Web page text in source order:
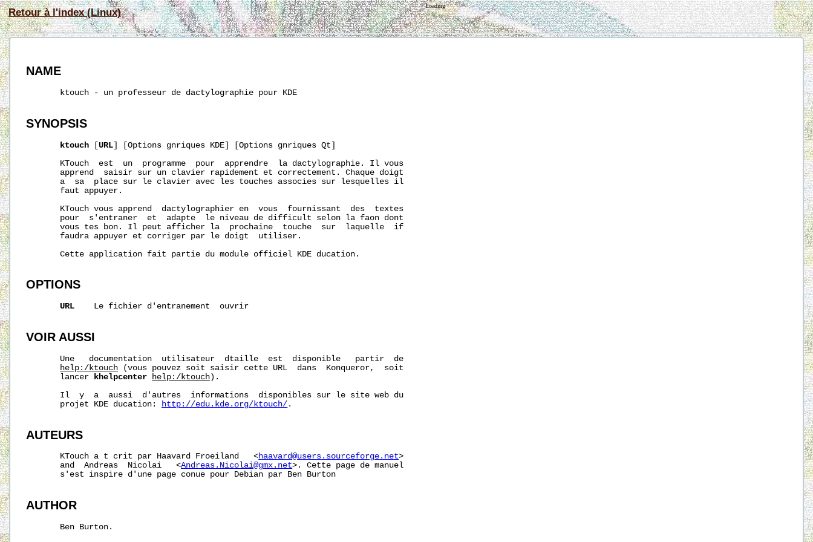
Retour à l'index (Linux)
Loading
NAME
       ktouch - un professeur de dactylographie pour KDE
SYNOPSIS
ktouch [URL] [Options gnriques KDE] [Options gnriques Qt]
       KTouch  est  un  programme  pour  apprendre  la dactylographie. Il vous
       apprend  saisir sur un clavier rapidement et correctement. Chaque doigt
       a  sa  place sur le clavier avec les touches associes sur lesquelles il
       faut appuyer.
       KTouch vous apprend  dactylographier en  vous  fournissant  des  textes
       pour  s'entraner  et  adapte  le niveau de difficult selon la faon dont
       vous tes bon. Il peut afficher la  prochaine  touche  sur  laquelle  if
       faudra appuyer et corriger par le doigt  utiliser.
       Cette application fait partie du module officiel KDE ducation.
OPTIONS
URL
    Le fichier d'entranement  ouvrir
VOIR AUSSI
       Une   documentation  utilisateur  dtaille  est  disponible   partir  de
help:/ktouch (vous pouvez soit saisir cette URL  dans  Konqueror,  soit
       lancer
khelpcenter help:/ktouch ).
       Il  y  a  aussi  d'autres  informations  disponibles sur le site web du
       projet KDE ducation:
http://edu.kde.org/ktouch/ .
AUTEURS
       KTouch a t crit par Haavard Froeiland   <
haavard@users.sourceforge.net>
       and  Andreas  Nicolai   <
Andreas.Nicolai@gmx.net>. Cette page de manuel
       s'est inspire d'une page conue pour Debian par Ben Burton
AUTHOR